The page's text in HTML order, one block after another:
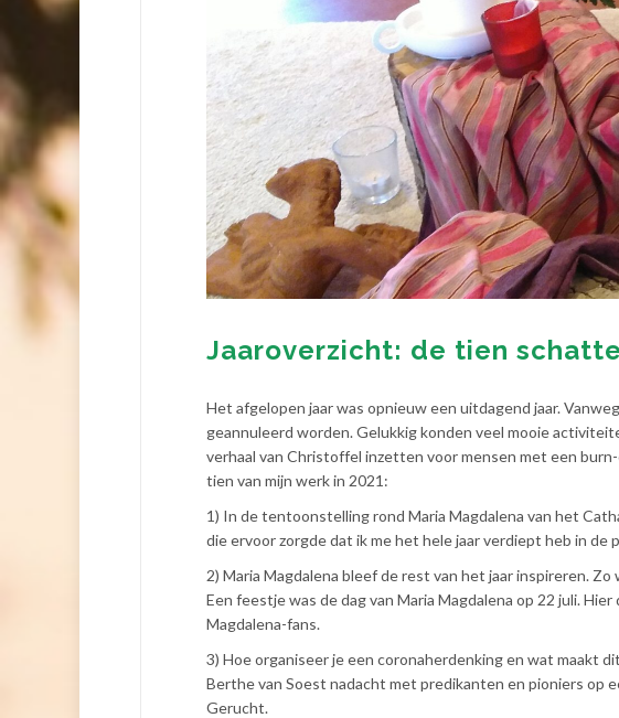
Jaaroverzicht: de tien
Het afgelopen jaar was opnieuw een uitdagend jaar.
geannuleerd worden. Gelukkig konden veel mooie
verhaal van Christoffel inzetten voor mensen met een
tien van mijn werk in 2021:
1) In de tentoonstelling rond Maria Magdalena van het
die ervoor zorgde dat ik me het hele jaar verdiept heb in de
2) Maria Magdalena bleef de rest van het jaar inspireren.
Een feestje was de dag van Maria Magdalena op 22 juli.
Magdalena-fans.
3) Hoe organiseer je een coronaherdenking en wat maakt
Berthe van Soest nadacht met predikanten en pioniers op
Gerucht.